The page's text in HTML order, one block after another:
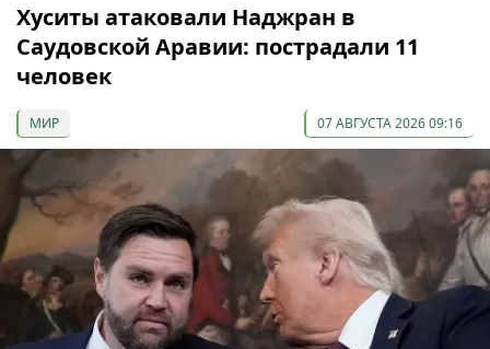
Хуситы атаковали Наджран в
Саудовской Аравии: пострадали 11
человек
МИР 07 АВГУСТА 2026 09:16